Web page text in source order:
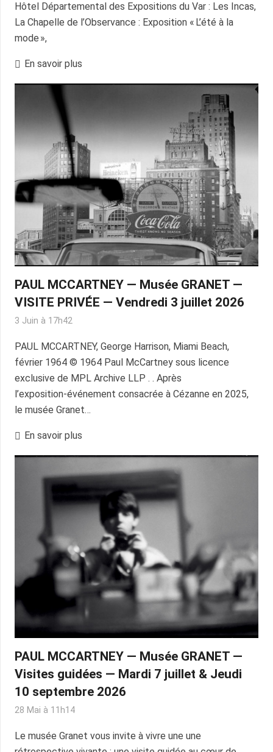
Hôtel Départemental des Expositions du Var : Les Incas,
La Chapelle de l’Observance : Exposition « L’été à la
mode »,
En savoir plus
PAUL MCCARTNEY — Musée GRANET —
VISITE PRIVÉE — Vendredi 3 juillet 2026
3 Juin à 17h42
PAUL MCCARTNEY, George Harrison, Miami Beach,
février 1964 © 1964 Paul McCartney sous licence
exclusive de MPL Archive LLP . . Après
l’exposition‑événement consacrée à Cézanne en 2025,
le musée Granet…
En savoir plus
PAUL MCCARTNEY — Musée GRANET —
Visites guidées — Mardi 7 juillet & Jeudi
10 septembre 2026
28 Mai à 11h14
Le musée Granet vous invite à vivre une une